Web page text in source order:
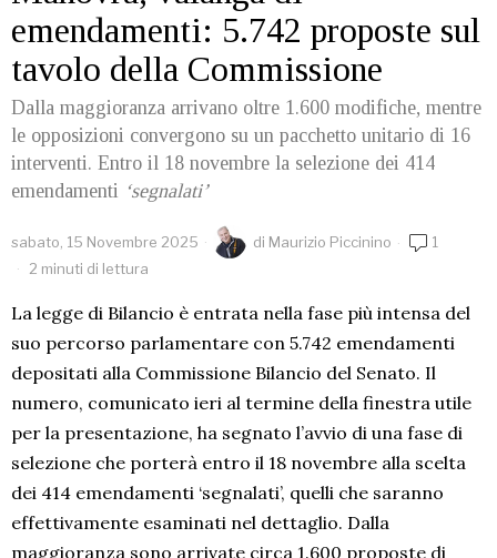
emendamenti: 5.742 proposte sul
tavolo della Commissione
Dalla maggioranza arrivano oltre 1.600 modifiche, mentre
le opposizioni convergono su un pacchetto unitario di 16
interventi. Entro il 18 novembre la selezione dei 414
emendamenti ‘segnalati’
sabato, 15 Novembre 2025 di Maurizio Piccinino
1
2 minuti di lettura
La legge di Bilancio è entrata nella fase più intensa del
suo percorso parlamentare con 5.742 emendamenti
depositati alla Commissione Bilancio del Senato. Il
numero, comunicato ieri al termine della finestra utile
per la presentazione, ha segnato l’avvio di una fase di
selezione che porterà entro il 18 novembre alla scelta
dei 414 emendamenti ‘segnalati’, quelli che saranno
effettivamente esaminati nel dettaglio. Dalla
maggioranza sono arrivate circa 1.600 proposte di